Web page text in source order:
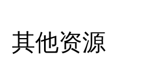
其他资源